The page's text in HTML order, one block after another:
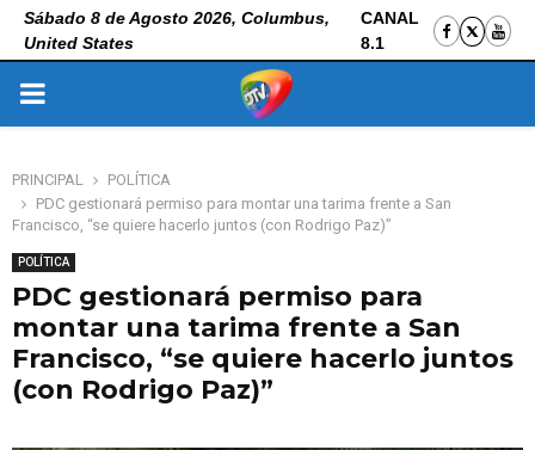
Sábado 8 de Agosto 2026, Columbus,
United States
CANAL
8.1
PRIMARY
PRINCIPAL
POLÍTICA
PDC gestionará permiso para montar una tarima frente a San
Francisco, “se quiere hacerlo juntos (con Rodrigo Paz)”
POLÍTICA
PDC gestionará permiso para
montar una tarima frente a San
Francisco, “se quiere hacerlo juntos
(con Rodrigo Paz)”